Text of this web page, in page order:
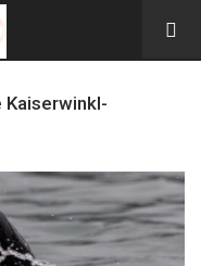
Kaiserwinkl-